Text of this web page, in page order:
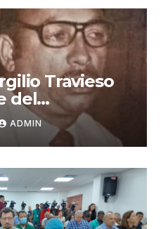
Travieso
del
ADMIN